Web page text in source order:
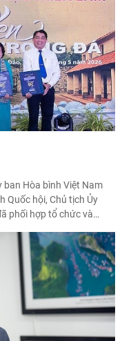
Hòa bình Việt Nam
Quốc hội, Chủ tịch Ủy
phối hợp tổ chức và